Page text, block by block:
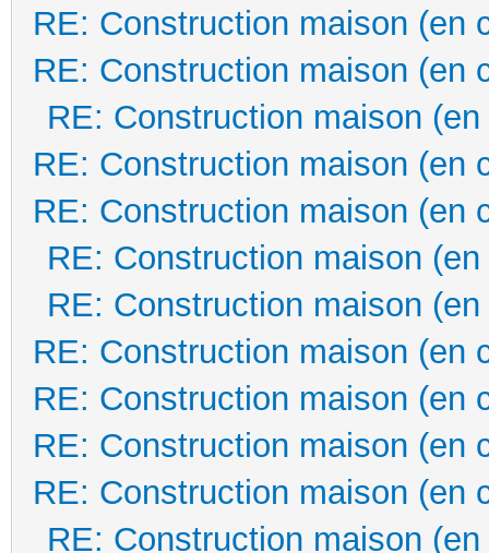
RE: Construction maison (en
RE: Construction maison (en
RE: Construction maison
RE: Construction maison (en
RE: Construction maison (en
RE: Construction maison
RE: Construction maison
RE: Construction maison (en
RE: Construction maison (en
RE: Construction maison (en
RE: Construction maison (en
RE: Construction maison